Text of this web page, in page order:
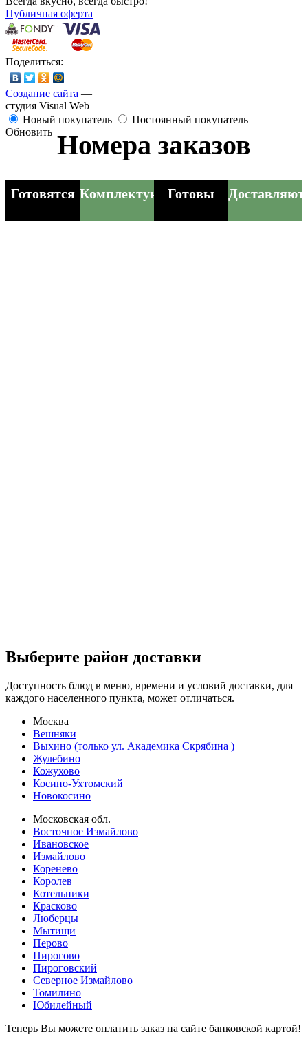
Публичная оферта
Поделиться:
Создание сайта —
студия Visual Web
Новый покупатель
Постоянный покупатель
Обновить Номера заказов
Готовятся КомплектуютсяГотовы
Выберите район доставки
Доступность блюд в меню, времени и условий доставки, для
каждого населенного пункта, может отличаться.
Москва
Вешняки
Выхино (только ул. Академика Скрябина )
Жулебино
Кожухово
Косино-Ухтомский
Новокосино
Московская обл.
Восточное Измайлово
Ивановское
Измайлово
Коренево
Королев
Котельники
Красково
Люберцы
Мытищи
Перово
Пирогово
Пироговский
Северное Измайлово
Томилино
Юбилейный
Теперь Вы можете оплатить заказ на сайте банковской картой!